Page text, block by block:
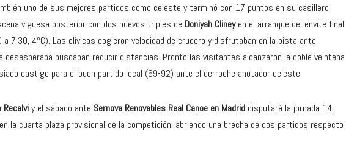
uno de sus mejores partidos como celeste y terminó con 17 puntos en su casillero
viguesa posterior con dos nuevos triples de Doniyah Clineyen el arranque del envite final
7:30, 4ºC). Las olívicas cogieron velocidad de crucero y disfrutaban en la pista ante
desesperaba buscaban reducir distancias. Pronto las visitantes alcanzaron la doble veintena
castigo para el buen partido local (69-92) ante el derroche anotador celeste.
Recalviy el sábado ante Sernova Renovables Real Canoe en Madrid disputará la jornada 14.
la cuarta plaza provisional de la competición, abriendo una brecha de dos partidos respecto